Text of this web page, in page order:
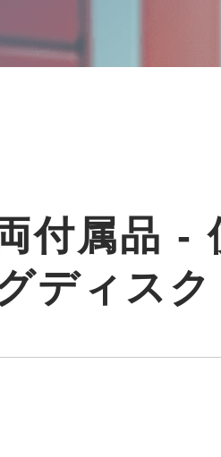
付属品 -
ディスク